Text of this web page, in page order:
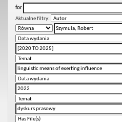
for
Aktualne filtry: